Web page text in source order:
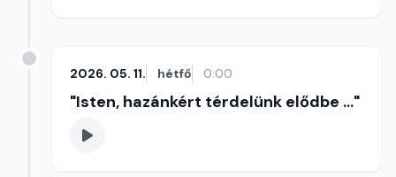
2026. 05. 11. hétfő 0:00
"Isten, hazánkért térdelünk elődbe ..."